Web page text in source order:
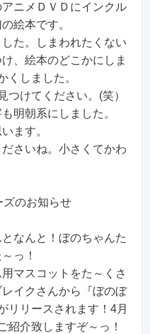
ニメＤＶＤにインクル
絵本です。
た。しまわれたくない
、絵本のどこかにしま
くしました。
つけてください。(笑）
明朝系にしました。
ます。
さいね。小さくてかわ
ズのお知らせ
なんと！ぼのちゃんた
っ！
マスコットをた～くさ
イクさんから『ぼのぼ
リリースされます！4月
紹介致しますぞ～っ！